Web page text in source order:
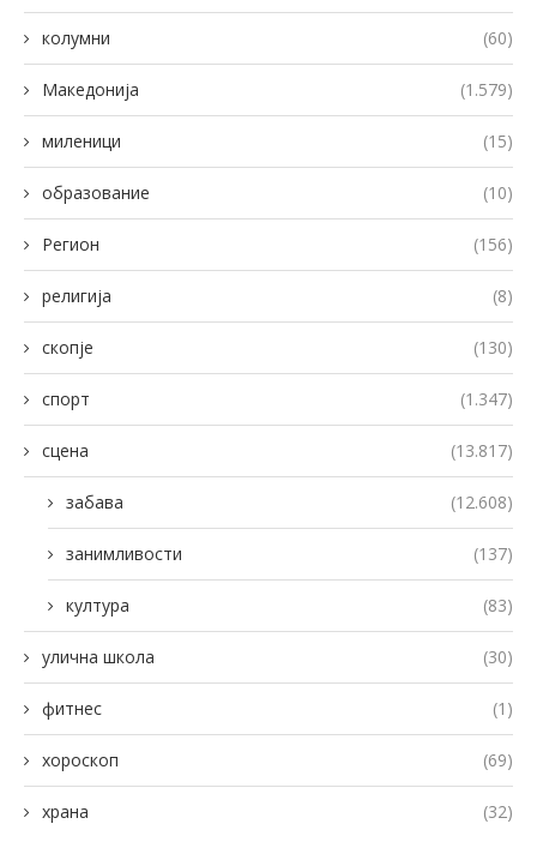
колумни (60)
Македонија (1.579)
миленици (15)
образование (10)
Регион (156)
религија (8)
скопје (130)
спорт (1.347)
сцена (13.817)
забава (12.608)
занимливости (137)
култура (83)
улична школа (30)
фитнес (1)
хороскоп (69)
храна (32)